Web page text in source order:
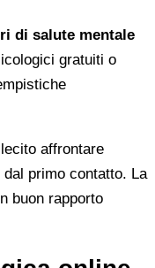
di salute mentale
gratuiti o
affrontare
primo contatto. La
buon rapporto